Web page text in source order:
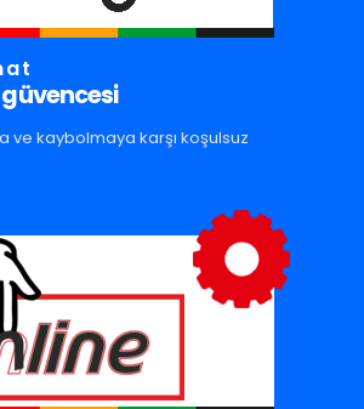
ve kaybolmaya karşı koşulsuz